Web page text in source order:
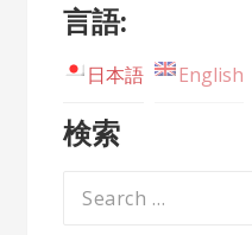
言語:
日本語 English
検索
Search